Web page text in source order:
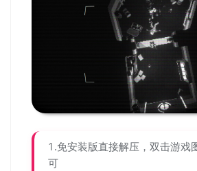
1.免安装版直接解压，双击游戏
可